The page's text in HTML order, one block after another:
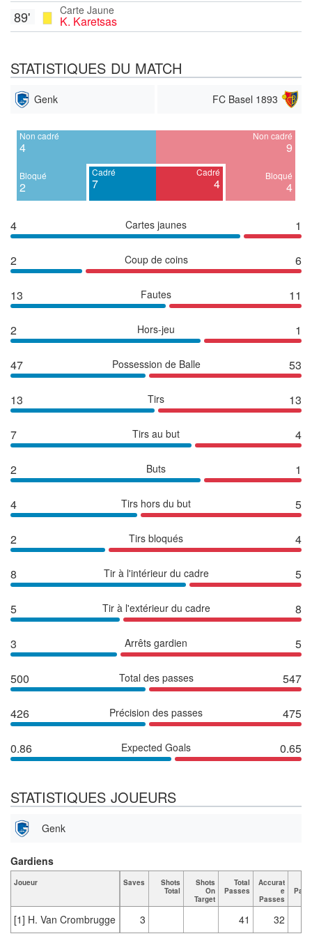
Carte Jaune
K. Karetsas
89'
STATISTIQUES DU MATCH
Genk FC Basel 1893
Non cadré
4
Bloqué
2
Cadré
7
Cadré
4
Non cadré
9
Bloqué
4
4 Cartes jaunes 1
2 Coup de coins 6
13 Fautes 11
2 Hors-jeu 1
47 Possession de Balle 53
13 Tirs 13
7 Tirs au but 4
2 Buts 1
4 Tirs hors du but 5
2 Tirs bloqués 4
8 Tir à l'intérieur du cadre 5
5 Tir à l'extérieur du cadre 8
3 Arrêts gardien 5
500 Total des passes 547
426 Précision des passes 475
0.86 Expected Goals 0.65
STATISTIQUES JOUEURS
Genk
Joueur Saves
Shots
Total
Shots
On
Target
Total
Passes
Accurat
e
Passes
[1] H. Van Crombrugge 3 41 32
Gardiens